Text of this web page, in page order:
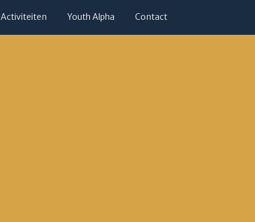
Activiteiten Youth Alpha Contact